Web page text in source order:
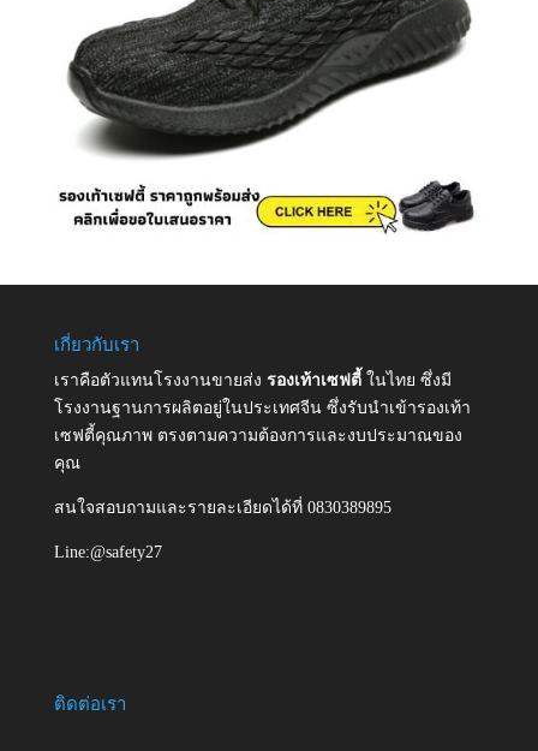
เกี่ยวกับเรา
เราคือตัวแทนโรงงานขายส่ง รองเท้าเซฟตี้ ในไทย ซึ่งมี
โรงงานฐานการผลิตอยู่ในประเทศจีน ซึ่งรับนำเข้ารองเท้า
เซฟตี้คุณภาพ ตรงตามความต้องการและงบประมาณของ
คุณ
สนใจสอบถามและรายละเอียดได้ที่ 0830389895
Line:@safety27
ติดต่อเรา